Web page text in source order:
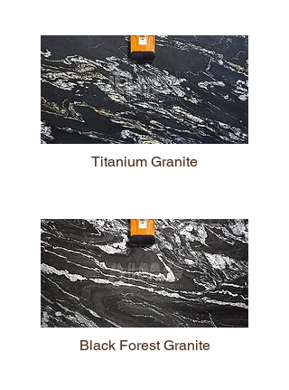
Titanium Granite
Black Forest Granite